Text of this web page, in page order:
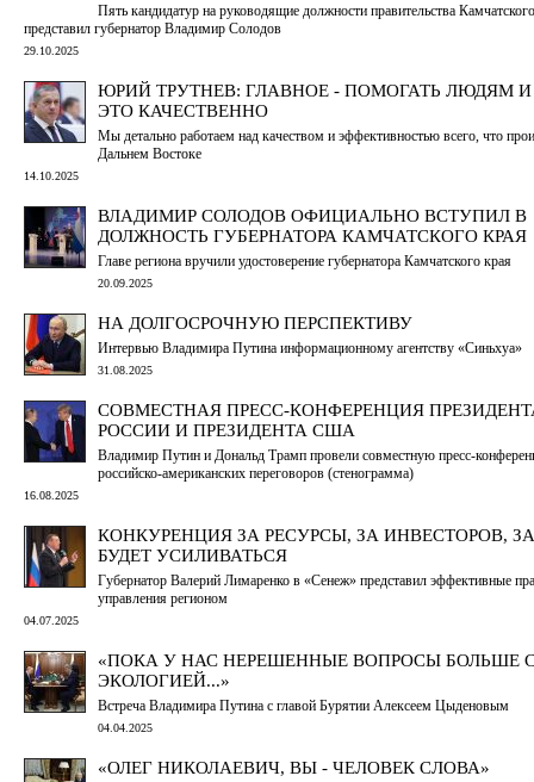
Пять кандидатур на руководящие должности правительства
представил губернатор Владимир Солодов
29.10.2025
ЮРИЙ ТРУТНЕВ: ГЛАВНОЕ - ПОМОГАТЬ ЛЮДЯМ И
ЭТО КАЧЕСТВЕННО
Мы детально работаем над качеством и эффективностью всего, что
Дальнем Востоке
14.10.2025
ВЛАДИМИР СОЛОДОВ ОФИЦИАЛЬНО ВСТУПИЛ В
ДОЛЖНОСТЬ ГУБЕРНАТОРА КАМЧАТСКОГО КРАЯ
Главе региона вручили удостоверение губернатора Камчатского края
20.09.2025
НА ДОЛГОСРОЧНУЮ ПЕРСПЕКТИВУ
Интервью Владимира Путина информационному агентству «Cиньхуа»
31.08.2025
СОВМЕСТНАЯ ПРЕСС-КОНФЕРЕНЦИЯ
РОССИИ И ПРЕЗИДЕНТА США
Владимир Путин и Дональд Трамп провели совместную пресс-
российско-американских переговоров (стенограмма)
16.08.2025
КОНКУРЕНЦИЯ ЗА РЕСУРСЫ, ЗА ИНВЕСТОРОВ,
БУДЕТ УСИЛИВАТЬСЯ
Губернатор Валерий Лимаренко в «Сенеж» представил эффективные
управления регионом
04.07.2025
«ПОКА У НАС НЕРЕШЕННЫЕ ВОПРОСЫ БОЛЬШЕ
ЭКОЛОГИЕЙ...»
Встреча Владимира Путина с главой Бурятии Алексеем Цыденовым
04.04.2025
«ОЛЕГ НИКОЛАЕВИЧ, ВЫ - ЧЕЛОВЕК СЛОВА»